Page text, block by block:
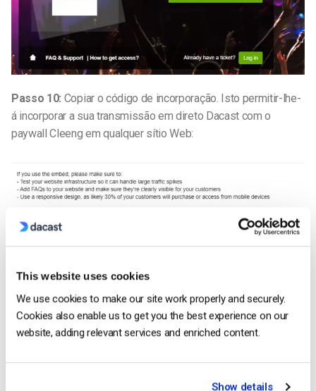
This website uses cookies
We use cookies to make our site work properly and securely.
Cookies also enable us to get you the best experience on our
website, adding relevant services and enriched content.
Show details
Passo 10: Copiar o código de incorporação. Isto permitir-lhe-
á incorporar a sua transmissão em direto Dacast com o
paywall Cleeng em qualquer sítio Web: